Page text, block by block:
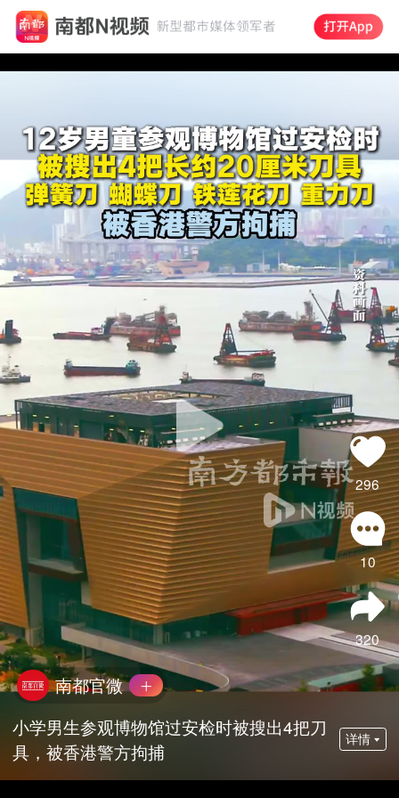
296
10
320
南都官微
小学男生参观博物馆过安检时被搜出4把刀
具，被香港警方拘捕
详情